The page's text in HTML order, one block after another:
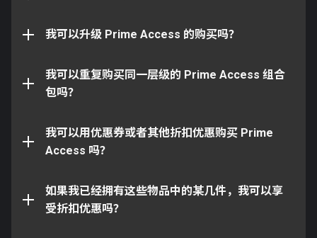
我可以升级 Prime Access 的购买吗？
收到的白金为两个等级的组合包之间的白金差价。
我可以重复购买同一层级的 Prime Access 组合
包吗？
不，您无法重复购买同一层级的组合包。您可以升级您
的组合包。每个层级的 Prime Access 组合包仅限购买
一次。
我可以用优惠券或者其他折扣优惠购买 Prime
Access 吗？
不可以，Prime Access 有其独立的定价机制，其他促
销或优惠券并不适用。
如果我已经拥有这些物品中的某几件，我可以享
受折扣优惠吗？
您拥有的物品无法被替换、折现或转让。
豪勇 & 崇敬 Prime 装饰
90 天资源数量加成
Styanax Prime
阿索代 Prime
（可以在遗物中获取并制造的部件）
除非有特殊说明，否则所有自定义装饰均可与游戏中的
任何惯例实体一起使用，例如：
所有的战甲护甲、披饰、纹章等，均可用于任意
战甲
所有的指挥官护甲和指挥官配件，均可用于任意
指挥官